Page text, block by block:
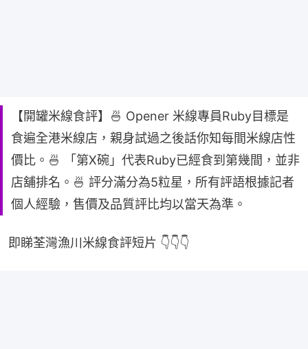
【開罐米線食評】🍜 Opener 米線專員Ruby目標是
食遍全港米線店，親身試過之後話你知每間米線店性
價比。🍜 「第X碗」代表Ruby已經食到第幾間，並非
店舖排名。🍜 評分滿分為5粒星，所有評語根據記者
個人經驗，售價及品質評比均以當天為準。
即睇荃灣漁川米線食評短片 👇👇👇